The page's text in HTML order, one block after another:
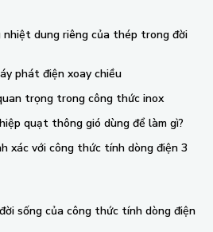
nhiệt dung riêng của thép trong đời
phát điện xoay chiều
trọng trong công thức inox
quạt thông gió dùng để làm gì?
xác với công thức tính dòng điện 3
sống của công thức tính dòng điện